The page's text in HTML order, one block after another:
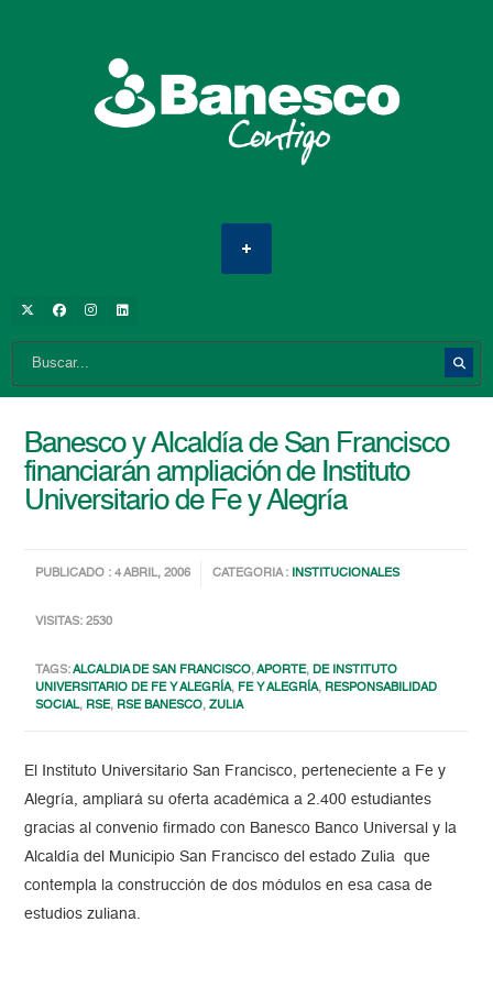
Banesco y Alcaldía de San Francisco
financiarán ampliación de Instituto
Universitario de Fe y Alegría
PUBLICADO : 4 ABRIL, 2006 CATEGORIA : INSTITUCIONALES
VISITAS: 2530
TAGS:ALCALDIA DE SAN FRANCISCO,APORTE,DE INSTITUTO
UNIVERSITARIO DE FE Y ALEGRÍA, FE Y ALEGRÍA, RESPONSABILIDAD
SOCIAL, RSE, RSE BANESCO,ZULIA
El Instituto Universitario San Francisco, perteneciente a Fe y
Alegría, ampliará su oferta académica a 2.400 estudiantes
gracias al convenio firmado con Banesco Banco Universal y la
Alcaldía del Municipio San Francisco del estado Zulia que
contempla la construcción de dos módulos en esa casa de
estudios zuliana.